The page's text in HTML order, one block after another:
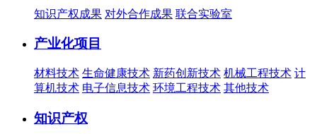
知识产权成果 对外合作成果 联合实验室
产业化项目
材料技术 生命健康技术 新药创新技术 机械工程技术 计
算机技术 电子信息技术 环境工程技术 其他技术
知识产权